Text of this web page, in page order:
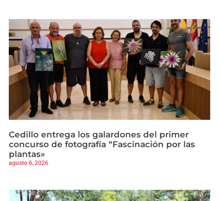
Cedillo entrega los galardones del primer
concurso de fotografía “Fascinación por las
plantas»
agosto 6, 2026